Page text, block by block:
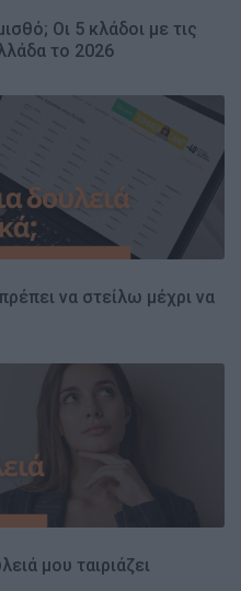
Οι 5 κλάδοι με τις
το 2026
να στείλω μέχρι να
μου ταιριάζει